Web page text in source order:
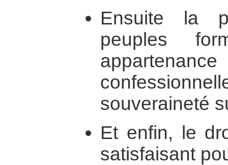
Ensuite la
peuples
souveraineté
Et enfin, le
satisfaisant